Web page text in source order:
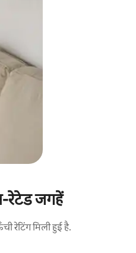
रेटेड जगहें
रेटिंग मिली हुई है.